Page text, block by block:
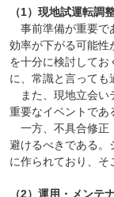
（1）現地試運転調
事前準備が重要で
効率が下がる可能性
を十分に検討してお
に、常識と言っても
また、現地立会い
重要なイベントであ
一方、不具合修正
避けるべきである。
に作られており、そ
（2）運用・メンテ